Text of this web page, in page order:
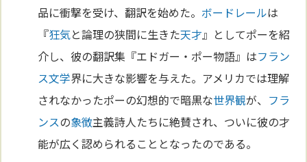
品に衝撃を受け、翻訳を始めた。 ボードレールは
『狂気と論理の狭間に生きた天才』としてポーを紹
介し、彼の翻訳集『エドガー・ポー物語』はフラン
ス文学界に大きな影響を与えた。アメリカでは理解
されなかったポーの幻想的で暗黒な世界観が、 フラ
ンスの象徴主義詩人たちに絶賛され、ついに彼の才
能が広く認められることとなったのである。